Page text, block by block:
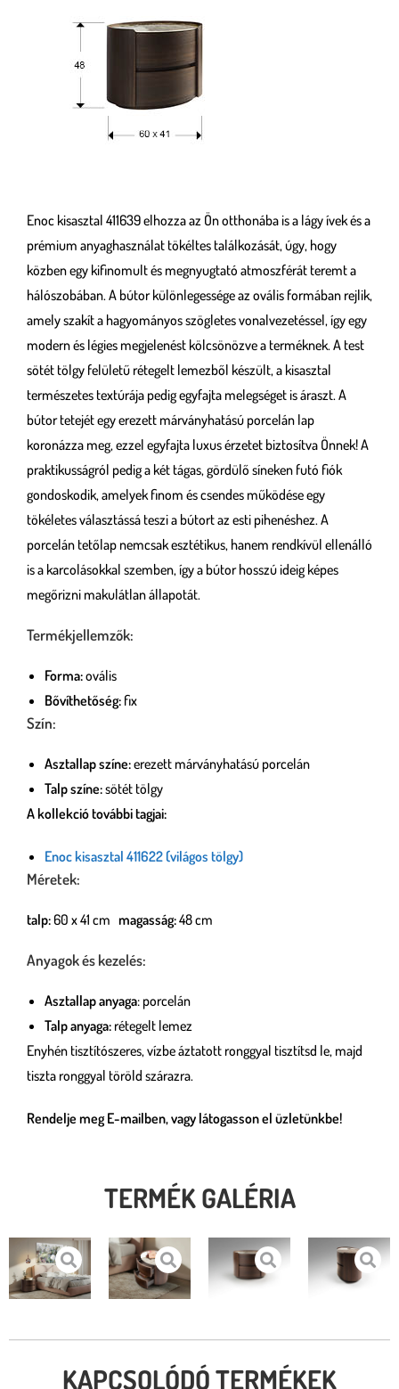
Enoc kisasztal 411639 elhozza az Ön otthonába is a lágy ívek és a
prémium anyaghasználat tökéltes találkozását, úgy, hogy
közben egy kifinomult és megnyugtató atmoszférát teremt a
hálószobában. A bútor különlegessége az ovális formában rejlik,
amely szakít a hagyományos szögletes vonalvezetéssel, így egy
modern és légies megjelenést kölcsönözve a terméknek. A test
sötét tölgy felületű rétegelt lemezből készült, a kisasztal
természetes textúrája pedig egyfajta melegséget is áraszt. A
bútor tetejét egy erezett márványhatású porcelán lap
koronázza meg, ezzel egyfajta luxus érzetet biztosítva Önnek! A
praktikusságról pedig a két tágas, gördülő síneken futó fiók
gondoskodik, amelyek finom és csendes működése egy
tökéletes választássá teszi a bútort az esti pihenéshez. A
porcelán tetőlap nemcsak esztétikus, hanem rendkívül ellenálló
is a karcolásokkal szemben, így a bútor hosszú ideig képes
megőrizni makulátlan állapotát.
Termékjellemzők:
Forma:ovális
Bővíthetőség: fix
Szín:
Asztallap színe:erezett márványhatású porcelán
Talp színe:sötét tölgy
A kollekció további tagjai:
Enoc kisasztal 411622 (világos tölgy)
Méretek:
talp:60 x 41 cm magasság:48 cm
Anyagok és kezelés:
Asztallap anyaga: porcelán
Talp anyaga: rétegelt lemez
Enyhén tisztítószeres, vízbe áztatott ronggyal tisztítsd le, majd
tiszta ronggyal töröld szárazra.
Rendelje meg E-mailben, vagy látogasson el üzletünkbe!
TERMÉK GALÉRIA
KAPCSOLÓDÓ TERMÉKEK